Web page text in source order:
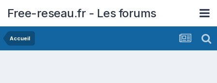
Free-reseau.fr - Les forums
Accueil